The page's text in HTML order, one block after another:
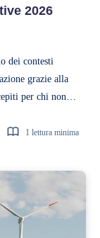
2026
dei contesti
grazie alla
per chi non…
1 lettura minima